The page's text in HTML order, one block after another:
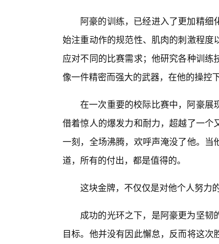
阿豪的训练，已经进入了更加精
始注重动作的规范性、肌肉的刺激程
应对不同的比赛需求；他研究各种训
像一件精密而强大的武器，在他的操控
在一次重要的校际比赛中，阿豪展
借着惊人的爆发力和耐力，超越了一
一刻，全场沸腾，欢呼声淹没了他。
道，所有的付出，都是值得的。
这块金牌，不仅仅是对他个人努力
成功的光环之下，是阿豪更为坚
目标。他并没有因此懈怠，反而将这